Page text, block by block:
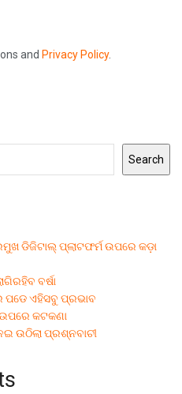
and Privacy Policy.
Search
ଡିଜିଟାଲ୍ ପ୍ଲାଟଫର୍ମ ଉପରେ କଡ଼ା
ବର୍ଷା
ପଡେ ଏହିସବୁ ପ୍ରଭାବ
ଉପରେ କଟକଣା
ଉଠିଲା ପ୍ରଶ୍ନବାଚୀ